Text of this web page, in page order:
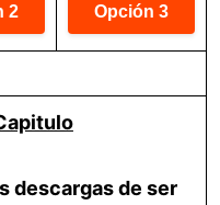
descargas de ser